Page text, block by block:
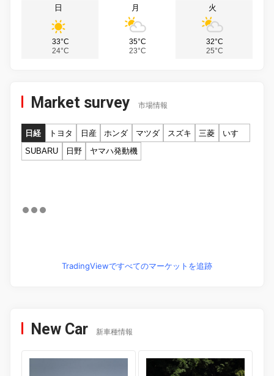
日
33°C
24°C
月
35°C
23°C
火
32°C
25°C
Market survey 市場情報
日経 トヨタ 日産 ホンダ マツダ スズキ 三菱
いすゞ
SUBARU
日野 ヤマハ発動機
TradingViewですべてのマーケットを追跡
New Car 新車種情報